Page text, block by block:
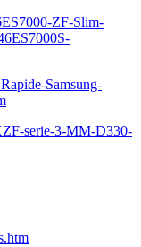
ZF-Slim-
Samsung-
serie-3-MM-D330-